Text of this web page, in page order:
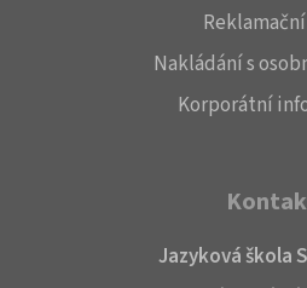
Nakládání s
Korporátní
Jazyková škola